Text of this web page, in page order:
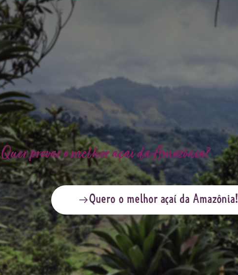
Quer provar o melhor açaí da Amazônia?
Quero o melhor açaí da Amazônia!